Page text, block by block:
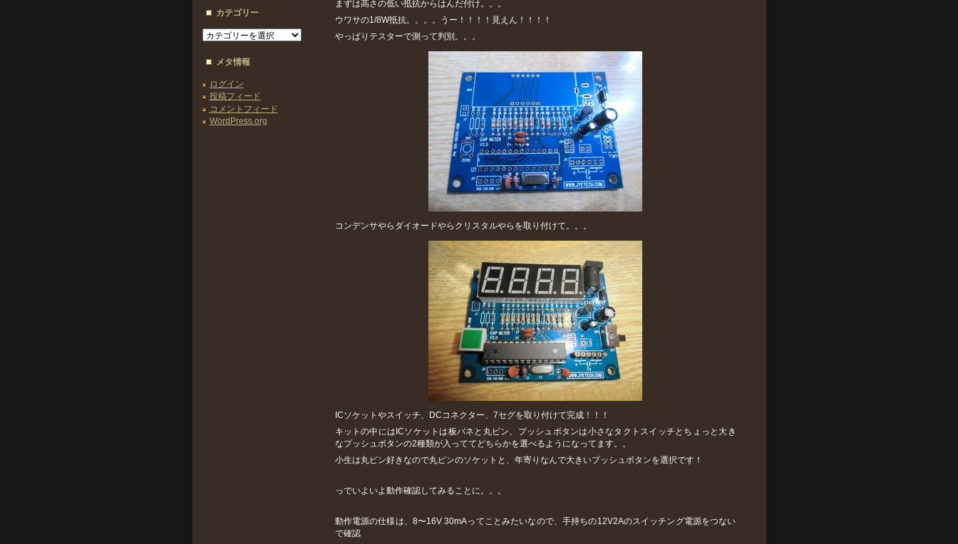
カ
ブ
カテゴリー
カ
ゴ
ー
メタ情報
ログイン
投稿フィード
コメントフィード
WordPress.org
まずは高さの低い抵抗からはんだ付け。。。
ウワサの1/8W抵抗。。。。うー！！！！見えん！！！！
やっぱりテスターで測って判別。。。
コンデンサやらダイオードやらクリスタルやらを取り付けて。。。
ICソケットやスイッチ、DCコネクター、7セグを取り付けて完成！！！
キットの中にはICソケットは板バネと丸ピン、プッシュボタンは小さなタクトスイッチとちょっと大き
なプッシュボタンの2種類が入っててどちらかを選べるようになってます。。
小生は丸ピン好きなので丸ピンのソケットと、年寄りなんで大きいプッシュボタンを選択です！
っでいよいよ動作確認してみることに。。。
動作電源の仕様は、8〜16V 30mAってことみたいなので、手持ちの12V2Aのスイッチング電源をつない
で確認